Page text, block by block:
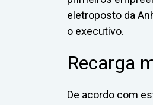
eletroposto da
o executivo.
Recarga
De acordo com